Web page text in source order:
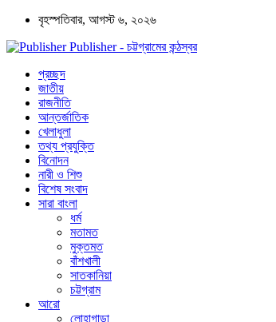
বৃহস্পতিবার, আগস্ট ৬, ২০২৬
Publisher - চট্টগ্রামের কন্ঠস্বর
প্রচ্ছদ
জাতীয়
রাজনীতি
আন্তর্জাতিক
খেলাধুলা
তথ্য প্রযুক্তি
বিনোদন
নারী ও শিশু
বিশেষ সংবাদ
সারা বাংলা
ধর্ম
মতামত
মুক্তমত
বাঁশখালী
সাতকানিয়া
চট্টগ্রাম
আরো
লোহাগাড়া